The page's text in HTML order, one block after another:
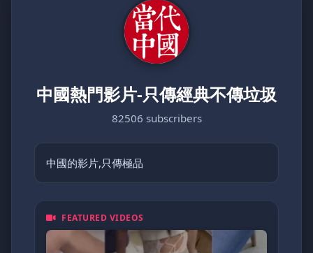
中國熱門影片-只傳經典不傳垃圾
82506 subscribers
中國的影片,只傳極品
FEATURED VIDEOS